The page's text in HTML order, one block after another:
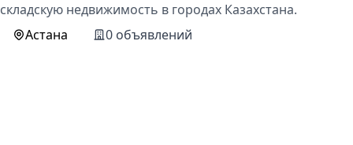
складскую недвижимость в городах Казахстана.
Астана
0 объявлений